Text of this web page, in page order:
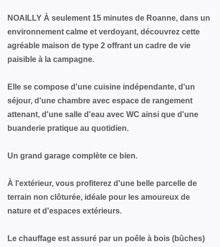
NOAILLY À seulement 15 minutes de Roanne, dans un
environnement calme et verdoyant, découvrez cette
agréable maison de type 2 offrant un cadre de vie
paisible à la campagne.
Elle se compose d'une cuisine indépendante, d'un
séjour, d'une chambre avec espace de rangement
attenant, d'une salle d'eau avec WC ainsi que d'une
buanderie pratique au quotidien.
Un grand garage complète ce bien.
À l'extérieur, vous profiterez d'une belle parcelle de
terrain non clôturée, idéale pour les amoureux de
nature et d'espaces extérieurs.
Le chauffage est assuré par un poêle à bois (bûches)